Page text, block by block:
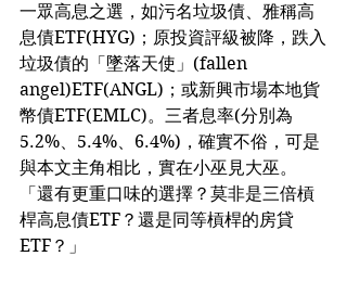
一眾高息之選，如污名垃圾債、雅稱高
息債ETF(HYG)；原投資評級被降，跌入
垃圾債的「墜落天使」(fallen
angel)ETF(ANGL)；或新興市場本地貨
幣債ETF(EMLC)。三者息率(分別為
5.2%、5.4%、6.4%)，確實不俗，可是
與本文主角相比，實在小巫見大巫。
「還有更重口味的選擇？莫非是三倍槓
桿高息債ETF？還是同等槓桿的房貸
ETF？」